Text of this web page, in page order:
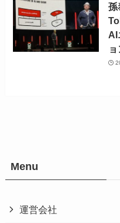
孫
AI
Menu
運営会社